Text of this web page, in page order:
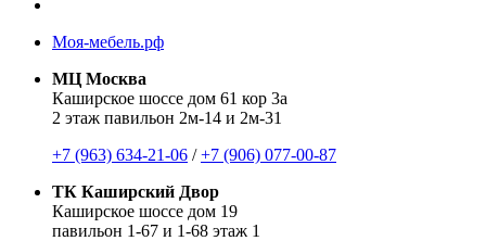
Моя-мебель.рф
МЦ Москва
Каширское шоссе дом 61 кор 3а
2 этаж павильон 2м-14 и 2м-31
+7 (963) 634-21-06 /+7 (906) 077-00-87
ТК Каширский Двор
Каширское шоссе дом 19
павильон 1-67 и 1-68 этаж 1